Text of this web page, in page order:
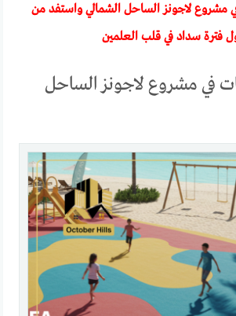
مشروع لاجونز الساحل الشمالي واستفد من
فترة سداد في قلب العلمين
في مشروع لاجونز الساحل